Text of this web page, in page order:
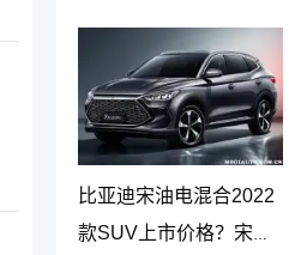
十名
比亚迪宋油电混合2022
款SUV上市价格？宋